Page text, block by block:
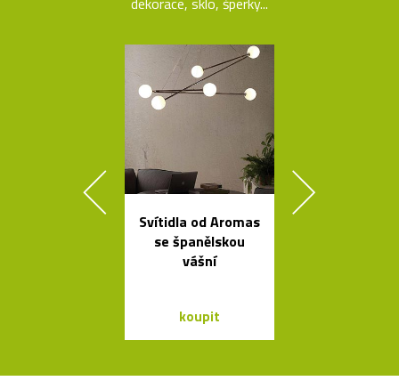
Svítidla od Aromas
se španělskou
vášní
koupit